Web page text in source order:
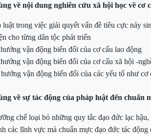
về nội dung nghiên cứu xã hội học về cơ
luật trong việc giải quyết vấn đề tiêu cực nảy
cho từng dân tộc phát triển
vận động biến đổi của cơ cấu lao động
vận động biến đổi của cơ cấu xã hội -
vận động biến đổi của các yếu tố như cơ
về sự tác động của pháp luật đến chuẩn
chế loại bỏ những quy tắc đạo đức lạc
các lĩnh vực mà chuẩn mực đạo đức tác động